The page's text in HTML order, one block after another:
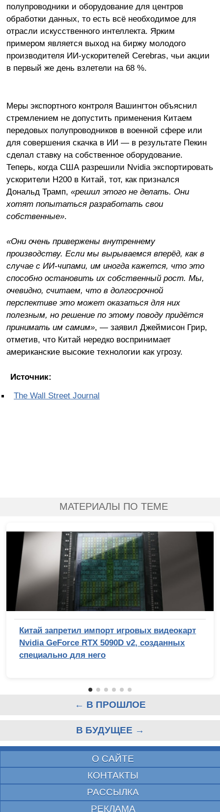
полупроводники и оборудование для центров
обработки данных, то есть всё необходимое для
отрасли искусственного интеллекта. Ярким
примером является выход на биржу молодого
производителя ИИ-ускорителей Cerebras, чьи акции
в первый же день взлетели на 68 %.
Меры экспортного контроля Вашингтон объяснил
стремлением не допустить применения Китаем
передовых полупроводников в военной сфере или
для совершения скачка в ИИ — в результате Пекин
сделал ставку на собственное оборудование.
Теперь, когда США разрешили Nvidia экспортировать
ускорители H200 в Китай, тот, как признался
Дональд Трамп, «решил этого не делать. Они
хотят попытаться разработать свои
собственные».
«Они очень привержены внутреннему
производству. Если мы вырываемся вперёд, как в
случае с ИИ-чипами, им иногда кажется, что это
способно остановить их собственный рост. Мы,
очевидно, считаем, что в долгосрочной
перспективе это может оказаться для них
полезным, но решение по этому поводу придётся
принимать им самим», — заявил Джеймисон Грир,
отметив, что Китай нередко воспринимает
американские высокие технологии как угрозу.
Источник:
The Wall Street Journal
МАТЕРИАЛЫ ПО ТЕМЕ
Китай запретил импорт игровых видеокарт
Nvidia GeForce RTX 5090D v2, созданных
специально для него
← В ПРОШЛОЕ
В БУДУЩЕЕ →
О САЙТЕ
КОНТАКТЫ
РАССЫЛКА
РЕКЛАМА